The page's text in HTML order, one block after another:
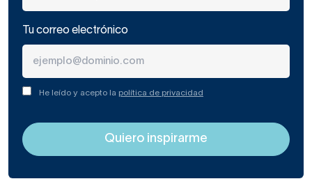
Tu correo electrónico
He leído y acepto la política de privacidad